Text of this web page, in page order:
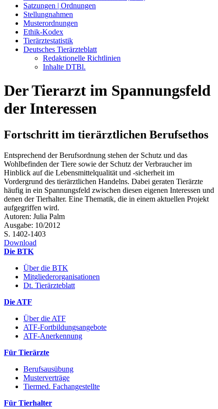
Satzungen | Ordnungen
Stellungnahmen
Musterordnungen
Ethik-Kodex
Tierärztestatistik
Deutsches Tierärzteblatt
Redaktionelle Richtlinien
Inhalte DTBl.
Der Tierarzt im Spannungsfeld
der Interessen
Fortschritt im tierärztlichen Berufsethos
Entsprechend der Berufsordnung stehen der Schutz und das
Wohlbefinden der Tiere sowie der Schutz der Verbraucher im
Hinblick auf die Lebensmittelqualität und -sicherheit im
Vordergrund des tierärztlichen Handelns. Dabei geraten Tierärzte
häufig in ein Spannungsfeld zwischen diesen eigenen Interessen und
denen der Tierhalter. Eine Thematik, die in einem aktuellen Projekt
aufgegriffen wird.
Autoren: Julia Palm
Ausgabe: 10/2012
S. 1402-1403
Download
Die BTK
Über die BTK
Mitgliederorganisationen
Dt. Tierärzteblatt
Die ATF
Über die ATF
ATF-Fortbildungsangebote
ATF-Anerkennung
Für Tierärzte
Berufsausübung
Musterverträge
Tiermed. Fachangestellte
Für Tierhalter